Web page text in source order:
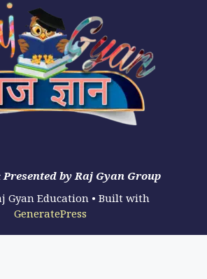
Presented by Raj Gyan Group
Gyan Education• Built with
GeneratePress